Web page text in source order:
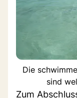
Die
sind
Zum